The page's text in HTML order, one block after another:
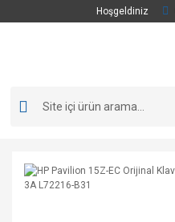
Hoşgeldiniz